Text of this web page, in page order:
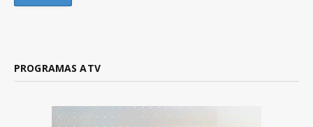
PROGRAMAS ATV